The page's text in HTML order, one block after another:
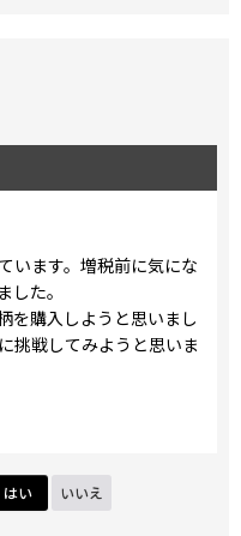
います。増税前に気にな
した。
を購入しようと思いまし
挑戦してみようと思いま
は合うと思いました。こ
ジュアル、キレイ目、ど
っとたくさん情報が欲し
はい いいえ